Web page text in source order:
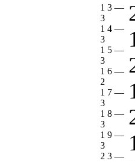
1 3 —
3
1 4 —
3
1 5 —
3
1 6 —
2
1 7 —
3
1 8 —
3
1 9 —
3
2 3 —